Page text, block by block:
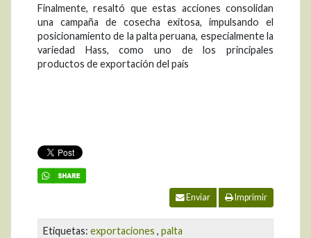
Finalmente, resaltó que estas acciones consolidan
una campaña de cosecha exitosa, impulsando el
posicionamiento de la palta peruana, especialmente la
variedad Hass, como uno de los principales
productos de exportación del país
Enviar Imprimir
Etiquetas: exportaciones , palta